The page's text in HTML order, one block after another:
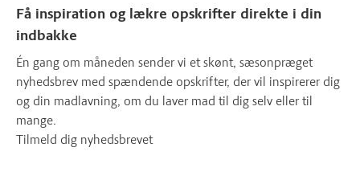
Få inspiration og lækre opskrifter direkte i din
indbakke
Én gang om måneden sender vi et skønt, sæsonpræget
nyhedsbrev med spændende opskrifter, der vil inspirerer dig
og din madlavning, om du laver mad til dig selv eller til
mange.
Tilmeld dig nyhedsbrevet